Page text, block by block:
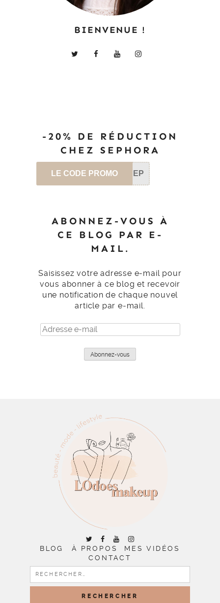
BIENVENUE !
-20% DE RÉDUCTION
CHEZ SEPHORA
LE CODE PROMO SEP
ABONNEZ-VOUS À
CE BLOG PAR E-
MAIL.
Saisissez votre adresse e-mail pour
vous abonner à ce blog et recevoir
une notification de chaque nouvel
article par e-mail.
Adresse
e-
Abonnez-vous
BLOG À PROPOS
MES VIDÉOS
CONTACT
RECHERCHER :